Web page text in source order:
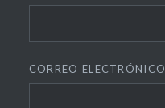
CORREO ELECTRÓNICO